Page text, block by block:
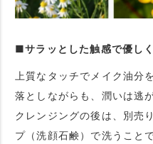
■サラッとした触感で優し
上質なタッチでメイク油分
落としながらも、潤いは逃
クレンジングの後は、別売
プ（洗顔石鹸）で洗うこと